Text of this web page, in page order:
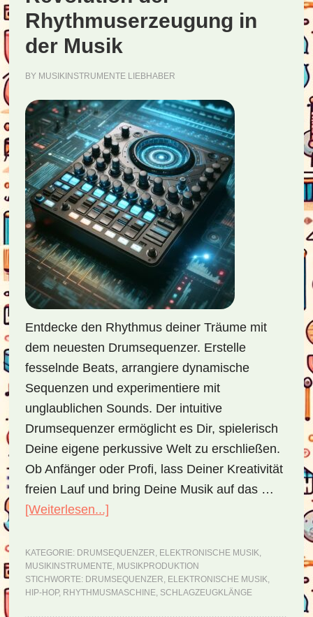
Rhythmuserzeugung in
der Musik
BY MUSIKINSTRUMENTE LIEBHABER
Entdecke den Rhythmus deiner Träume mit
dem neuesten Drumsequenzer. Erstelle
fesselnde Beats, arrangiere dynamische
Sequenzen und experimentiere mit
unglaublichen Sounds. Der intuitive
Drumsequenzer ermöglicht es Dir, spielerisch
Deine eigene perkussive Welt zu erschließen.
Ob Anfänger oder Profi, lass Deiner Kreativität
freien Lauf und bring Deine Musik auf das …
[Weiterlesen...]
die
Revolution
der
KATEGORIE: DRUMSEQUENZER, ELEKTRONISCHE MUSIK,
MUSIKINSTRUMENTE, MUSIKPRODUKTION
STICHWORTE: DRUMSEQUENZER, ELEKTRONISCHE MUSIK,
HIP-HOP, RHYTHMUSMASCHINE, SCHLAGZEUGKLÄNGE